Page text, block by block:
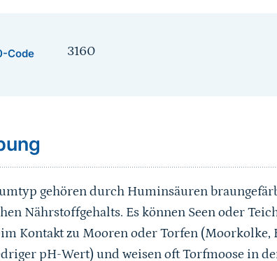
Code 3160
gehören durch Huminsäuren
Nährstoffgehalts. Es können Seen oder
Kontakt zu Mooren oder Torfen (Moorkolke,
pH-Wert) und weisen oft Torfmoose in